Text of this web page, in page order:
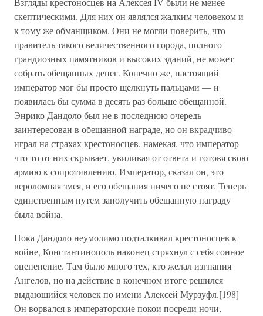
скептическими. Для них он являлся жалким человеком и
к тому же обманщиком. Они не могли поверить, что
правитель такого величественного города, полного
грандиозных памятников и высоких зданий, не может
собрать обещанных денег. Конечно же, настоящий
император мог бы просто щелкнуть пальцами — и
появилась бы сумма в десять раз больше обещанной.
Энрико Дандоло был не в последнюю очередь
заинтересован в обещанной награде, но он вкрадчиво
играл на страхах крестоносцев, намекая, что император
что-то от них скрывает, увиливая от ответа и готовя свою
армию к сопротивлению. Император, сказал он, это
вероломная змея, и его обещания ничего не стоят. Теперь
единственным путем заполучить обещанную награду
была война.
Пока Дандоло неумолимо подталкивал крестоносцев к
войне, Константинополь наконец стряхнул с себя сонное
оцепенение. Там было много тех, кто желал изгнания
Ангелов, но на действие в конечном итоге решился
выдающийся человек по имени Алексей Мурзуфл.[198]
Он ворвался в императорские покои посреди ночи,